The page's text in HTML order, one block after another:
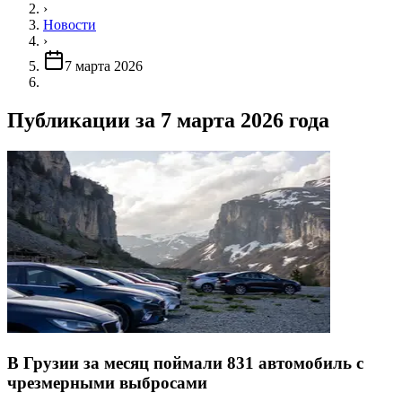
›
Новости
›
7 марта 2026
Публикации за 7 марта 2026 года
В Грузии за месяц поймали 831 автомобиль с
чрезмерными выбросами